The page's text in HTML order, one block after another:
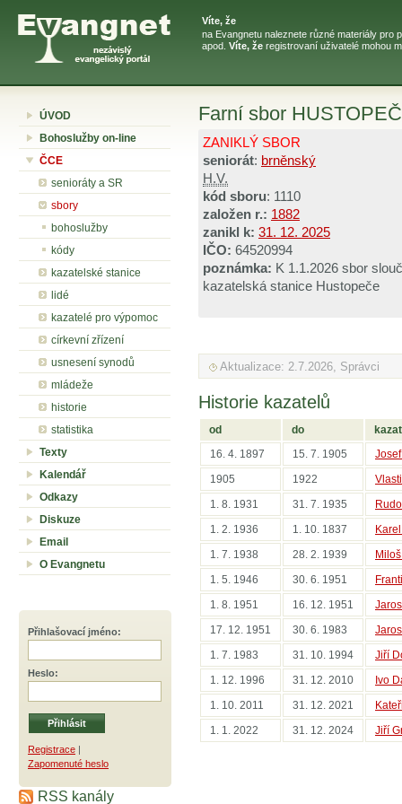
Víte, že
na Evangnetu naleznete různé materiály
apod. Víte, že registrovaní uživatelé mohou
ÚVOD
Bohoslužby on-line
ČCE
senioráty a SR
sbory
bohoslužby
kódy
kazatelské stanice
lidé
kazatelé pro výpomoc
církevní zřízení
usnesení synodů
mládeže
historie
statistika
Texty
Kalendář
Odkazy
Diskuze
Email
O Evangnetu
Přihlašovací jméno:
Heslo:
Registrace |
Zapomenuté heslo
RSS kanály
Farní sbor
ZANIKLÝ SBOR
seniorát: brněnský
H.V.
kód sboru: 1110
založen r.: 1882
zanikl k: 31. 12. 2025
IČO: 64520994
poznámka: K 1.1.2026 sbor
kazatelská stanice Hustopeče
Aktualizace: 2.7.2026, Správci
Historie kazatelů
od do
16. 4. 1897
15. 7. 1905
1905
1922
1. 8. 1931
31. 7. 1935
1. 2. 1936
1. 10. 1837
1. 7. 1938
28. 2. 1939
1. 5. 1946
30. 6. 1951
1. 8. 1951
16. 12. 1951
17. 12. 1951
30. 6. 1983
1. 7. 1983
31. 10. 1994
Jiří
1. 12. 1996
31. 12. 2010
Ivo
1. 10. 2011
31. 12. 2021
1. 1. 2022
31. 12. 2024 Jiří